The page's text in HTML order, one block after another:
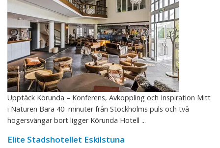
Upptäck Körunda – Konferens, Avkoppling och Inspiration Mitt
i Naturen Bara 40 minuter från Stockholms puls och två
högersvängar bort ligger Körunda Hotell ...
Elite Stadshotellet Eskilstuna